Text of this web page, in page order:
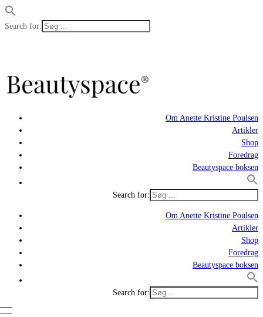
Search for:
Om Anette Kristine Poulsen
Artikler
Shop
Foredrag
Beautyspace boksen
Search for:
Om Anette Kristine Poulsen
Artikler
Shop
Foredrag
Beautyspace boksen
Search for: